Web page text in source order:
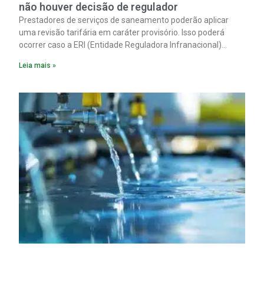
não houver decisão de regulador
Prestadores de serviços de saneamento poderão aplicar
uma revisão tarifária em caráter provisório. Isso poderá
ocorrer caso a ERI (Entidade Reguladora Infranacional)
de reequilíbrio econômico-financeiro decorrente de
Leia mais »